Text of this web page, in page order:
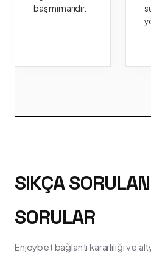
baş mimarıdır.
SIKÇA
SORULAR
Enjoybet bağlantı kararlılığı ve